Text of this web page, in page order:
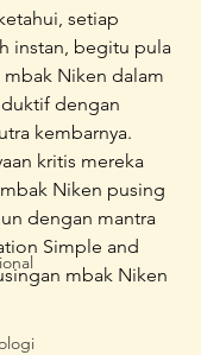
setiap
instan, begitu pula
Niken dalam
dengan
kembarnya.
kritis mereka
Niken pusing
dengan mantra
Simple and
mbak Niken